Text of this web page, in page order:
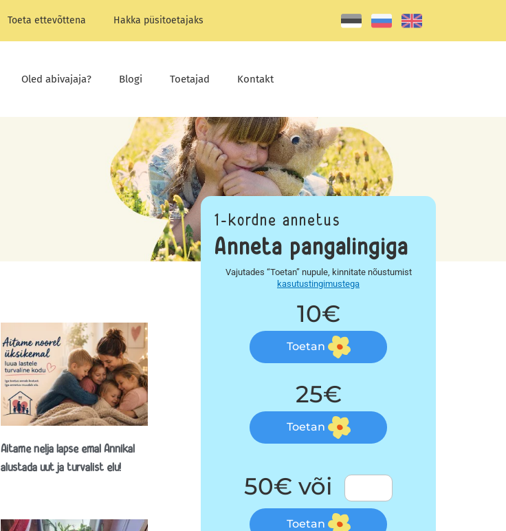
Toeta ettevõttena Hakka püsitoetajaks
Oled abivajaja? Blogi Toetajad Kontakt
Aitame nelja lapse emal Annikal
alustada uut ja turvalist elu!
1-kordne annetus
Anneta pangalingiga
Vajutades “Toetan” nupule, kinnitate nõustumist
kasutustingimustega
10€
Toetan
25€
Toetan
50€ või
Toetan